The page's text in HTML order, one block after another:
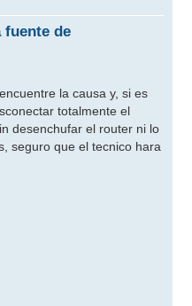
fuente de
la causa y, si es
totalmente el
desenchufar el router ni lo
seguro que el tecnico hara